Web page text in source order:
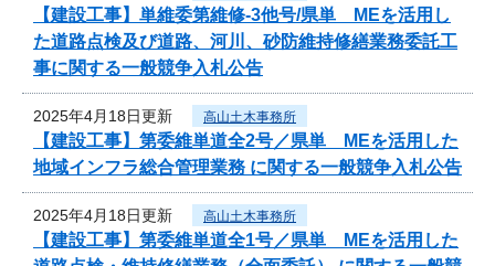
【建設工事】単維委第維修‐3他号/県単 MEを活用し
た道路点検及び道路、河川、砂防維持修繕業務委託工
事に関する一般競争入札公告
2025年4月18日更新 高山土木事務所
【建設工事】第委維単道全2号／県単 MEを活用した
地域インフラ総合管理業務 に関する一般競争入札公告
2025年4月18日更新 高山土木事務所
【建設工事】第委維単道全1号／県単 MEを活用した